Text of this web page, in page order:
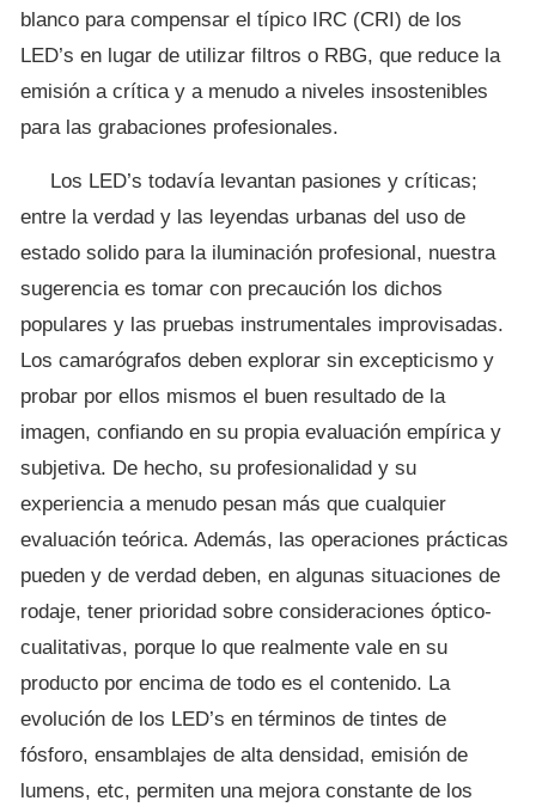
blanco para compensar el típico IRC (CRI) de los
LED’s en lugar de utilizar filtros o RBG, que reduce la
emisión a crítica y a menudo a niveles insostenibles
para las grabaciones profesionales.
Los LED’s todavía levantan pasiones y críticas;
entre la verdad y las leyendas urbanas del uso de
estado solido para la iluminación profesional, nuestra
sugerencia es tomar con precaución los dichos
populares y las pruebas instrumentales improvisadas.
Los camarógrafos deben explorar sin excepticismo y
probar por ellos mismos el buen resultado de la
imagen, confiando en su propia evaluación empírica y
subjetiva. De hecho, su profesionalidad y su
experiencia a menudo pesan más que cualquier
evaluación teórica. Además, las operaciones prácticas
pueden y de verdad deben, en algunas situaciones de
rodaje, tener prioridad sobre consideraciones óptico-
cualitativas, porque lo que realmente vale en su
producto por encima de todo es el contenido. La
evolución de los LED’s en términos de tintes de
fósforo, ensamblajes de alta densidad, emisión de
lumens, etc, permiten una mejora constante de los